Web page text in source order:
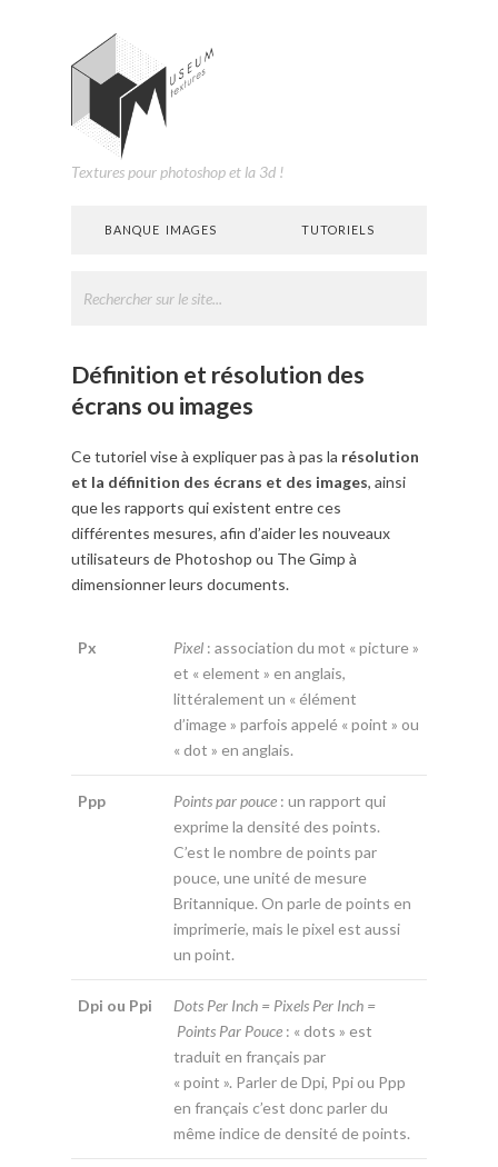
Textures pour photoshop et la 3d !
BANQUE IMAGES TUTORIELS
Définition et résolution des
écrans ou images
Ce tutoriel vise à expliquer pas à pas la résolution
et la définition des écrans et des images, ainsi
que les rapports qui existent entre ces
différentes mesures, afin d’aider les nouveaux
utilisateurs de Photoshop ou The Gimp à
dimensionner leurs documents.
Px Pixel : association du mot « picture »
et « element » en anglais,
littéralement un « élément
d’image » parfois appelé « point » ou
« dot » en anglais.
Ppp Points par pouce : un rapport qui
exprime la densité des points.
C’est le nombre de points par
pouce, une unité de mesure
Britannique. On parle de points en
imprimerie, mais le pixel est aussi
un point.
Dpi ou Ppi
Dots Per Inch = Pixels Per Inch =
Points Par Pouce : « dots » est
traduit en français par
« point ». Parler de Dpi, Ppi ou Ppp
en français c’est donc parler du
même indice de densité de points.